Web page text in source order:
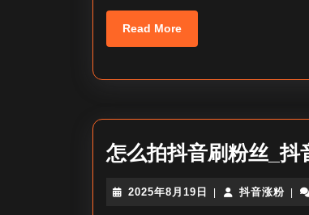
Read MoreRead
More
怎么拍抖音刷粉丝_抖
2025年8月19日
2025 抖音涨粉抖